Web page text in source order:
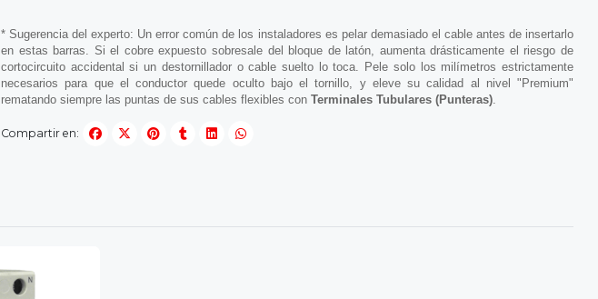
* Sugerencia del experto: Un error común de los instaladores es pelar demasiado el cable antes de insertarlo
en estas barras. Si el cobre expuesto sobresale del bloque de latón, aumenta drásticamente el riesgo de
cortocircuito accidental si un destornillador o cable suelto lo toca. Pele solo los milímetros estrictamente
necesarios para que el conductor quede oculto bajo el tornillo, y eleve su calidad al nivel "Premium"
rematando siempre las puntas de sus cables flexibles con Terminales Tubulares (Punteras).
Compartir en: